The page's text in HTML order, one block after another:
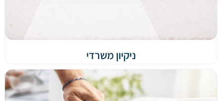
ניקיון משרדי